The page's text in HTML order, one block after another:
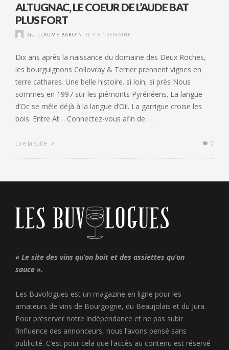
ALTUGNAC, LE COEUR DE L’AUDE BAT
PLUS FORT
GUILLAUME BAROIN IL Y A 1 SEMAINE
Dix ans après la naissance du domaine des Deux Roches,
les bourguignons Collovray & Terrier prennent vignes en
terre cathares. Une belle histoire. si loin, si près Nous
sommes en 1997 sur les piémonts Pyrénéens. La langue
d’Oc se mêle déjà à la langue d’Oil. La garrigue croise les
bois. Entre At… Connectez-vous afin de …
Lire la suite 0
« Le site des vins qu’on boit et des assiettes qu’on
sauce ».
Les Buvologues est un magazine en ligne pour les
amateurs de vins de Bourgogne, du Beaujolais et du Jura.
Pour préserver notre indépendance et ne pas subir
l’influence des annonceurs, nous l’avons pensé sans
publicité. C’est pour cela que l’accès au contenu est réservé